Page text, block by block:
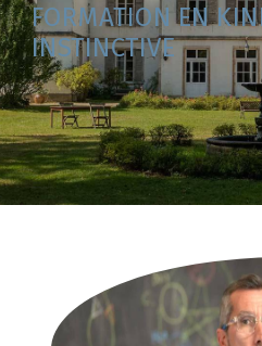
FORMATION EN KINÉSIOLOGIE
INSTINCTIVE